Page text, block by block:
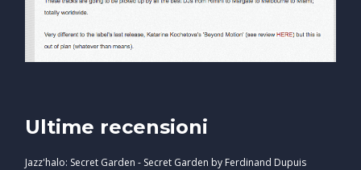
Ultime recensioni
Jazz'halo: Secret Garden - Secret Garden by Ferdinand Dupuis